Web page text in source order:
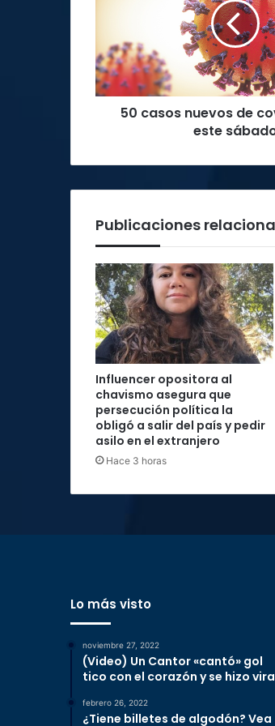
para
este
sábado
50 casos nuevos de
este
Publicaciones
Influencer opositora al
chavismo asegura que
persecución política la
obligó a salir del país y pedir
asilo en el extranjero
Hace 3 horas
Lo más visto
noviembre 27, 2022
(Video) Un Cantor «cantó» gol
tico con el corazón y se hizo
febrero 26, 2022
¿Tiene billetes de algodón? Vea